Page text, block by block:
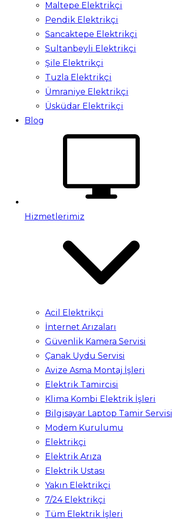
Maltepe Elektrikçi
Pendik Elektrikçi
Sancaktepe Elektrikçi
Sultanbeyli Elektrikçi
Şile Elektrikçi
Tuzla Elektrikçi
Ümraniye Elektrikçi
Üsküdar Elektrikçi
Blog
Hizmetlerimiz
Acil Elektrikçi
İnternet Arızaları
Güvenlik Kamera Servisi
Çanak Uydu Servisi
Avize Asma Montaj İşleri
Elektrik Tamircisi
Klima Kombi Elektrik İşleri
Bilgisayar Laptop Tamir Servisi
Modem Kurulumu
Elektrikçi
Elektrik Arıza
Elektrik Ustası
Yakın Elektrikçi
7/24 Elektrikçi
Tüm Elektrik İşleri